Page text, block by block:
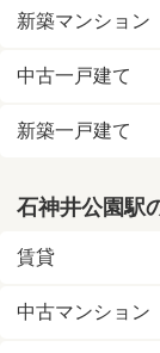
新築マンション
中古一戸建て
新築一戸建て
石神井公園駅
賃貸
中古マンション